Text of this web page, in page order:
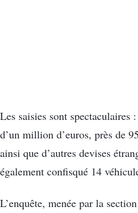
Les saisies sont
d’un million d’euros, près de
ainsi que d’autres devises
également confisqué 14
L’enquête, menée par la